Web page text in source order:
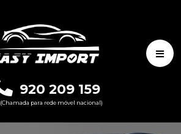
920 209 159
(Chamada para rede móvel nacional)